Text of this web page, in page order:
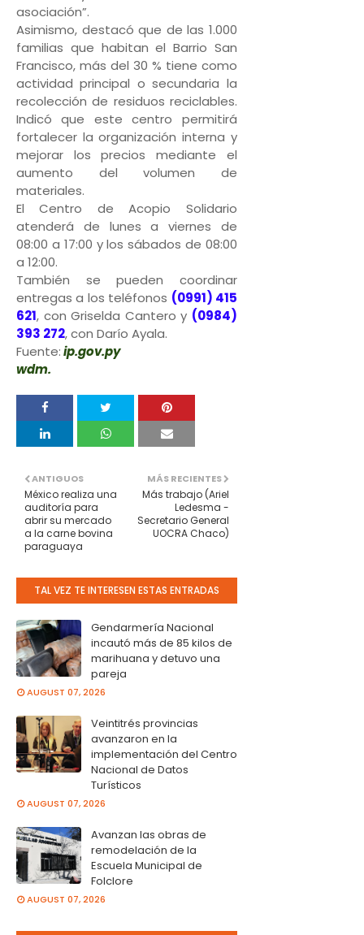
asociación”.
Asimismo, destacó que de las 1.000
familias que habitan el Barrio San
Francisco, más del 30 % tiene como
actividad principal o secundaria la
recolección de residuos reciclables.
Indicó que este centro permitirá
fortalecer la organización interna y
mejorar los precios mediante el
aumento del volumen de
materiales.
El Centro de Acopio Solidario
atenderá de lunes a viernes de
08:00 a 17:00 y los sábados de 08:00
a 12:00.
También se pueden coordinar
entregas a los teléfonos (0991) 415
621, con Griselda Cantero y (0984)
393 272, con Darío Ayala.
Fuente:ip.gov.py
wdm.
MÁS RECIENTES
Más trabajo (Ariel
Ledesma -
Secretario General
UOCRA Chaco)
ANTIGUOS
México realiza una
auditoría para
abrir su mercado
a la carne bovina
paraguaya
TAL VEZ TE INTERESEN ESTAS ENTRADAS
Gendarmería Nacional
incautó más de 85 kilos de
marihuana y detuvo una
pareja
AUGUST 07, 2026
Veintitrés provincias
avanzaron en la
implementación del Centro
Nacional de Datos
Turísticos
AUGUST 07, 2026
Avanzan las obras de
remodelación de la
Escuela Municipal de
Folclore
AUGUST 07, 2026